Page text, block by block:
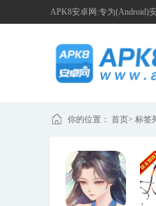
APK8安卓网:专为(Android)
你的位置： 首页> 标签